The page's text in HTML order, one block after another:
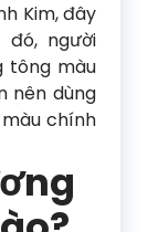
Kim, đây
đó, người
tông màu
nên dùng
chính